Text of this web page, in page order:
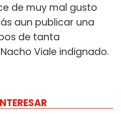
de muy mal gusto
aun publicar una
de tanta
Viale indignado.